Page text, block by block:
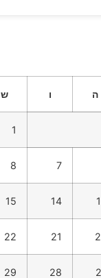
ה ו ש
1
7
8
14
15
21
22
28
29